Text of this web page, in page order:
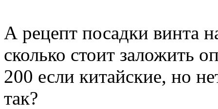
А рецепт посадки винта
сколько стоит заложить
200 если китайские, но
так?